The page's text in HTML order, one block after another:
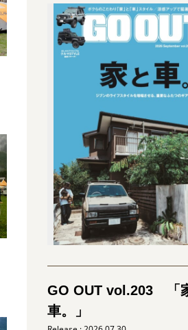
GO OUT vol.203 「
車。」